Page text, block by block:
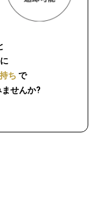
ち で
せんか?